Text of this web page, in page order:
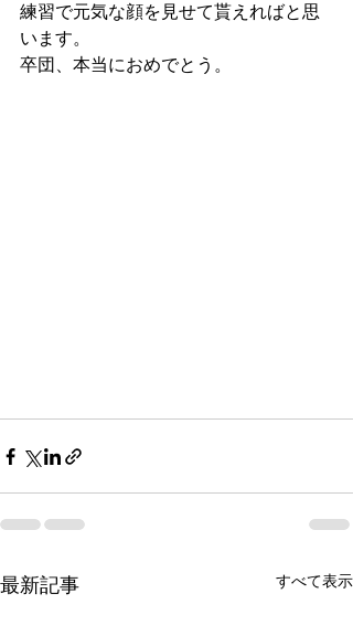
練習で元気な顔を見せて貰えればと思
います。
卒団、本当におめでとう。
最新記事 すべて表示